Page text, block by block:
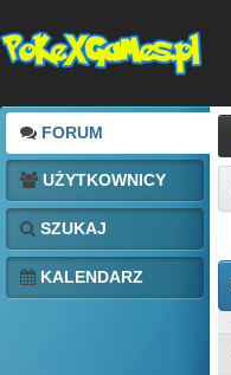
FORUM
UŻYTKOWNICY
SZUKAJ
KALENDARZ